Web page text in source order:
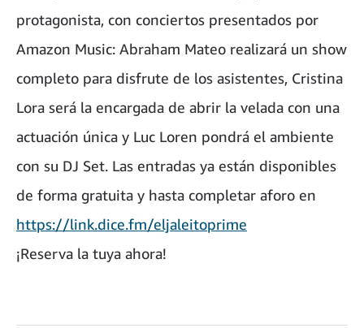
protagonista, con conciertos presentados por
Amazon Music: Abraham Mateo realizará un show
completo para disfrute de los asistentes, Cristina
Lora será la encargada de abrir la velada con una
actuación única y Luc Loren pondrá el ambiente
con su DJ Set. Las entradas ya están disponibles
de forma gratuita y hasta completar aforo en
https://link.dice.fm/eljaleitoprime
¡Reserva la tuya ahora!